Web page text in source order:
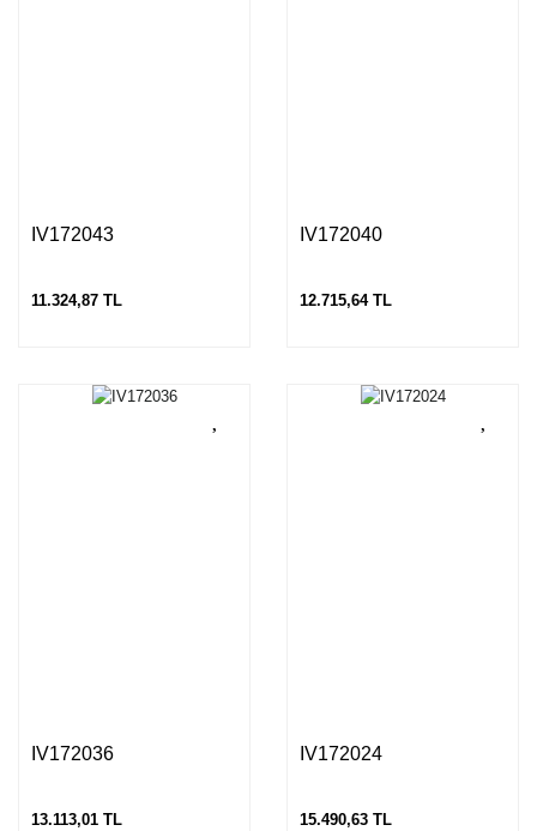
IV172043
11.324,87 TL
IV172040
12.715,64 TL
IV172036
13.113,01 TL
IV172024
15.490,63 TL